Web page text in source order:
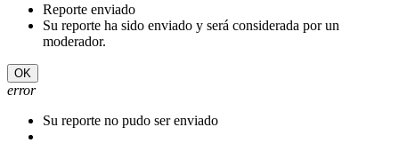
Reporte enviado
Su reporte ha sido enviado y será considerada por un
moderador.
OK
error
Su reporte no pudo ser enviado